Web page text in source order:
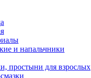
и напальчники
простыни для взрослых